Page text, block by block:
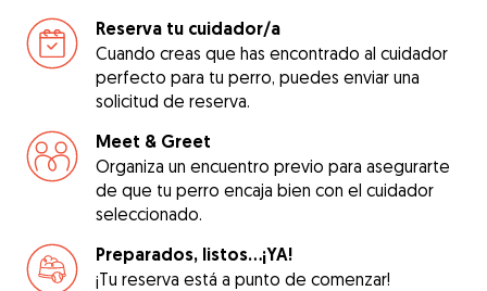
Reserva tu cuidador/a
Cuando creas que has encontrado al cuidador
perfecto para tu perro, puedes enviar una
solicitud de reserva.
Meet & Greet
Organiza un encuentro previo para asegurarte
de que tu perro encaja bien con el cuidador
seleccionado.
Preparados, listos...¡YA!
¡Tu reserva está a punto de comenzar!